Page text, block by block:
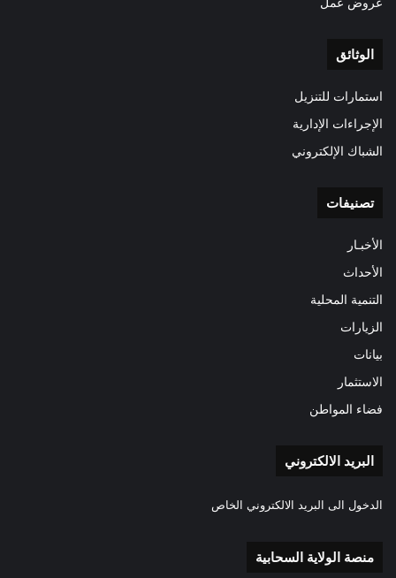
الوثائق
استمارات للتنزيل
الإجراءات الإدارية
الشباك الإلكتروني
تصنيفات
الأخبـار
الأحداث
التنمية المحلية
الزيارات
بيانات
الاستثمار
فضاء المواطن
البريد الالكتروني
الدخول الى البريد الالكتروني الخاص
منصة الولاية السحابية